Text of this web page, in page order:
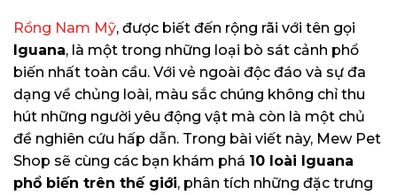
Rồng Nam Mỹ, được biết đến rộng rãi với tên gọi
Iguana, là một trong những loại bò sát cảnh phổ
biến nhất toàn cầu. Với vẻ ngoài độc đáo và sự đa
dạng về chủng loài, màu sắc chúng không chỉ thu
hút những người yêu động vật mà còn là một chủ
đề nghiên cứu hấp dẫn. Trong bài viết này, Mew Pet
Shop sẽ cùng các bạn khám phá 10 loài Iguana
phổ biến trên thế giới, phân tích những đặc trưng